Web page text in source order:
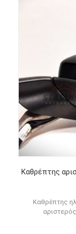
Καθρέπτης
Καθρέπτης